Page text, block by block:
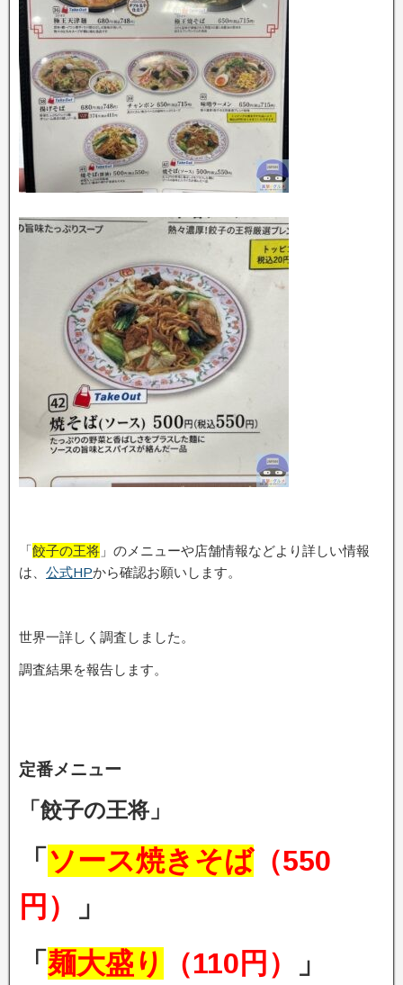
「餃子の王将 」のメニューや店舗情報などより詳しい情報
は、 公式HPから確認お願いします。
世界一詳しく調査しました。
調査結果を報告します。
定番メニュー
「餃子の王将」
「 ソース焼きそば（550
円）
」
「 麺大盛り （110円） 」